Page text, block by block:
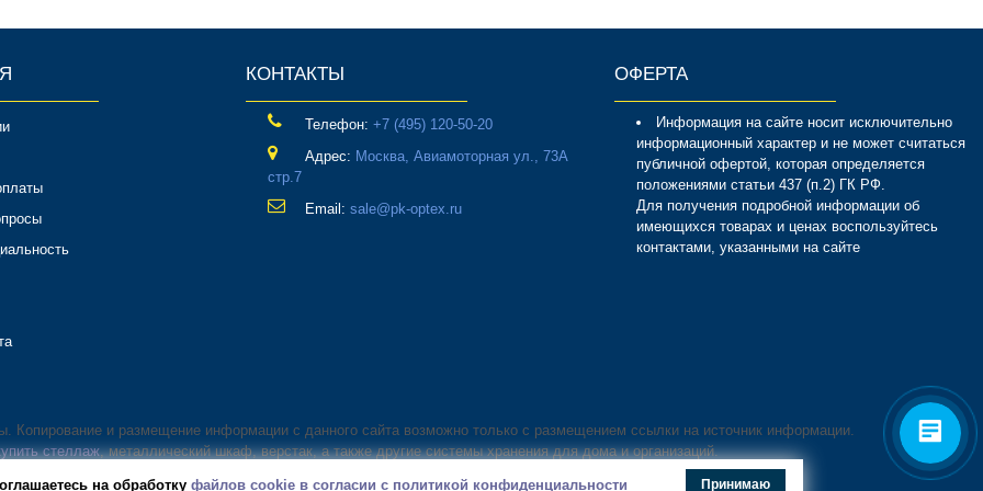
КОНТАКТЫ
Телефон: ‎+7 (495) 120-50-20
Адрес: Москва, Авиамоторная ул., 73А
стр.7
Email: sale@pk-optex.ru
ОФЕРТА
Информация на сайте носит исключительно
информационный характер и не может считаться
публичной офертой, которая определяется
положениями статьи 437 (п.2) ГК РФ.
Для получения подробной информации об
имеющихся товарах и ценах воспользуйтесь
контактами, указанными на сайте
и размещение информации с данного сайта возможно только с размещением ссылки на источник информации.
стеллаж, металлический шкаф, верстак, а также другие системы хранения для дома и организаций.
на обработку файлов cookie в согласии с политикой конфиденциальности Принимаю